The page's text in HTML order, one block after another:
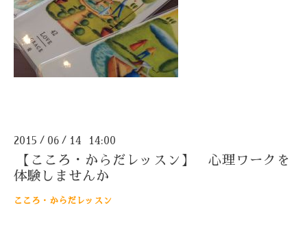
2015 / 06 / 14 14:00
【こころ・からだレッスン】 心理ワークを
体験しませんか
こころ・からだレッスン